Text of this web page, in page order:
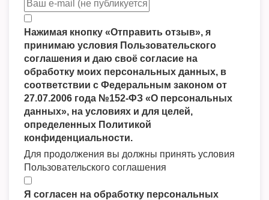
Нажимая кнопку «Отправить отзыв», я
принимаю условия Пользовательского
соглашения и даю своё согласие на
обработку моих персональных данных, в
соответствии с Федеральным законом от
27.07.2006 года №152-ФЗ «О персональных
данных», на условиях и для целей,
определенных Политикой
конфиденциальности.
Для продолжения вы должны принять условия
Пользовательского соглашения
Я согласен на обработку персональных